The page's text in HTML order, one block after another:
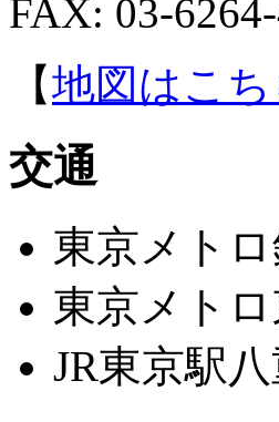
FAX: 03-
【地図はこち
交通
東京メト
東京メト
JR東京駅